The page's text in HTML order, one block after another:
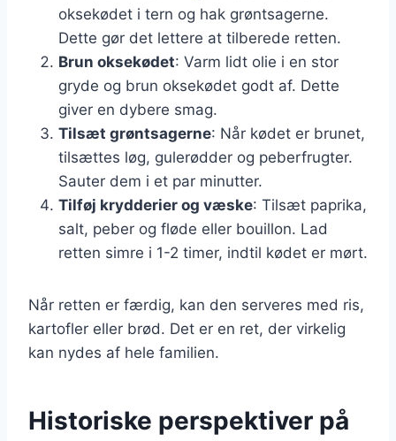
oksekødet i tern og hak grøntsagerne.
Dette gør det lettere at tilberede retten.
Brun oksekødet: Varm lidt olie i en stor
gryde og brun oksekødet godt af. Dette
giver en dybere smag.
Tilsæt grøntsagerne: Når kødet er brunet,
tilsættes løg, gulerødder og peberfrugter.
Sauter dem i et par minutter.
Tilføj krydderier og væske: Tilsæt paprika,
salt, peber og fløde eller bouillon. Lad
retten simre i 1-2 timer, indtil kødet er mørt.
Når retten er færdig, kan den serveres med ris,
kartofler eller brød. Det er en ret, der virkelig
kan nydes af hele familien.
Historiske perspektiver på